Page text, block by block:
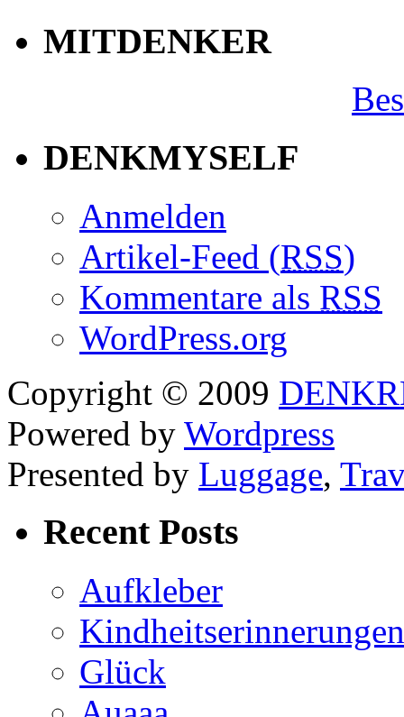
MITDENKER
DENKMYSELF
Anmelden
Artikel-Feed (RSS)
Kommentare als RSS
WordPress.org
Copyright © 2009
Powered by Wordpress
Presented by Luggage,
Recent Posts
Aufkleber
Kindheitserinnerungen
Glück